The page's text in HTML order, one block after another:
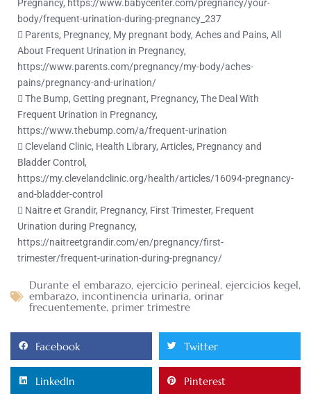
Pregnancy, https://www.babycenter.com/pregnancy/your-
body/frequent-urination-during-pregnancy_237
 Parents, Pregnancy, My pregnant body, Aches and Pains, All
About Frequent Urination in Pregnancy,
https://www.parents.com/pregnancy/my-body/aches-
pains/pregnancy-and-urination/
 The Bump, Getting pregnant, Pregnancy, The Deal With
Frequent Urination in Pregnancy,
https://www.thebump.com/a/frequent-urination
 Cleveland Clinic, Health Library, Articles, Pregnancy and
Bladder Control,
https://my.clevelandclinic.org/health/articles/16094-pregnancy-
and-bladder-control
 Naitre et Grandir, Pregnancy, First Trimester, Frequent
Urination during Pregnancy,
https://naitreetgrandir.com/en/pregnancy/first-
trimester/frequent-urination-during-pregnancy/
Durante el embarazo, ejercicio perineal, ejercicios kegel,
embarazo, incontinencia urinaria, orinar
frecuentemente, primer trimestre
Facebook Twitter
LinkedIn Pinterest